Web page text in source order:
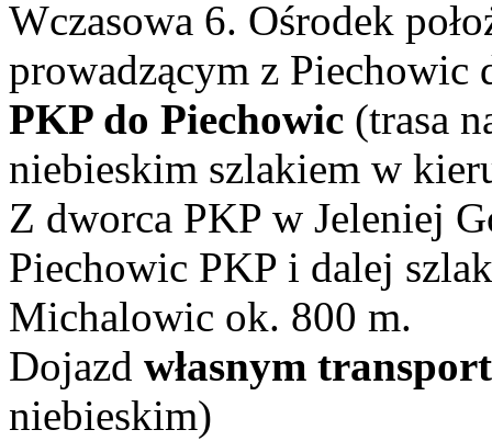
Wczasowa 6. Ośrodek
prowadzącym z Piechowic
PKP do Piechowic (trasa
niebieskim szlakiem w
Z dworca PKP w Jeleniej
Piechowic PKP i dalej
Michalowic ok. 800 m.
Dojazd własnym
niebieskim)